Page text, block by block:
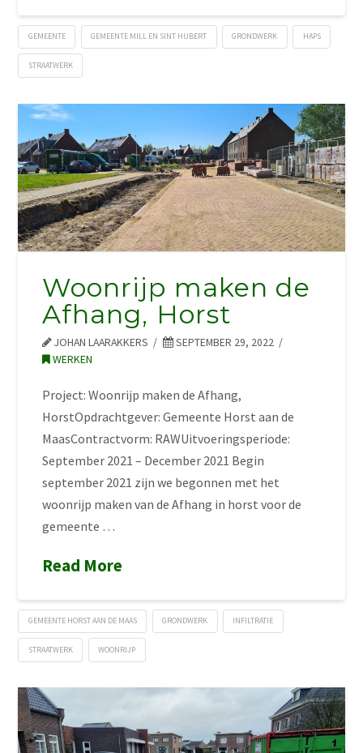
GEMEENTE GEMEENTE MILL EN SINT HUBERT GRONDWERK HAPS
STRAATWERK
Woonrijp maken de
Afhang, Horst
JOHAN LAARAKKERS
SEPTEMBER 29, 2022
WERKEN
Project: Woonrijp maken de Afhang,
HorstOpdrachtgever: Gemeente Horst aan de
MaasContractvorm: RAWUitvoeringsperiode:
September 2021 – December 2021 Begin
september 2021 zijn we begonnen met het
woonrijp maken van de Afhang in horst voor de
gemeente …
Read More
GEMEENTE HORST AAN DE MAAS GRONDWERK INFILTRATIE
STRAATWERK WOONRIJP